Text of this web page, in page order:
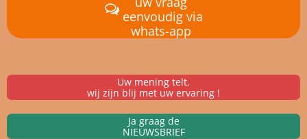
eenvoudig via
whats-app
Uw mening telt,
wij zijn blij met uw ervaring !
Ja graag de
NIEUWSBRIEF